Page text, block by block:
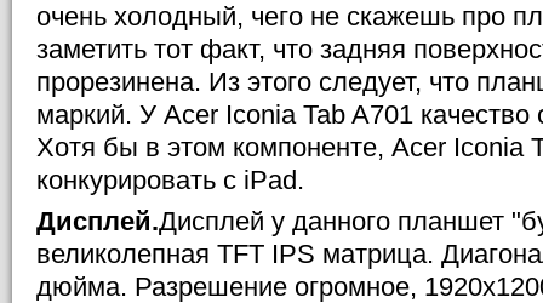
очень холодный, чего не скажешь про
заметить тот факт, что задняя
прорезинена. Из этого следует, что
маркий. У Acer Iconia Tab A701 качество
Хотя бы в этом компоненте, Acer Iconia
конкурировать с iPad.
Дисплей.Дисплей у данного планшет
великолепная TFT IPS матрица.
дюйма. Разрешение огромное,